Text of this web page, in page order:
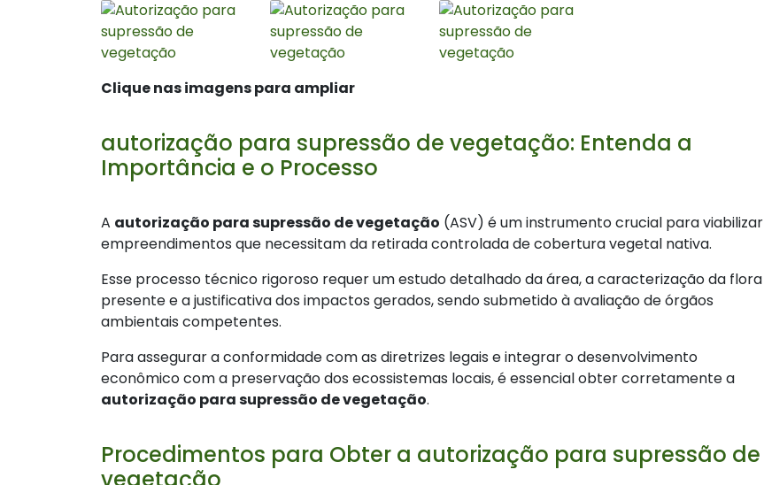
Clique nas imagens para ampliar
autorização para supressão de vegetação: Entenda a
Importância e o Processo
A autorização para supressão de vegetação (ASV) é um instrumento crucial para viabilizar
empreendimentos que necessitam da retirada controlada de cobertura vegetal nativa.
Esse processo técnico rigoroso requer um estudo detalhado da área, a caracterização da flora
presente e a justificativa dos impactos gerados, sendo submetido à avaliação de órgãos
ambientais competentes.
Para assegurar a conformidade com as diretrizes legais e integrar o desenvolvimento
econômico com a preservação dos ecossistemas locais, é essencial obter corretamente a
autorização para supressão de vegetação.
Procedimentos para Obter a autorização para supressão de